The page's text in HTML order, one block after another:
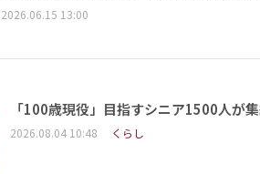
2026.06.15 13:00
「100歳現役」目指すシニア1500人
2026.08.04 10:48 くらし